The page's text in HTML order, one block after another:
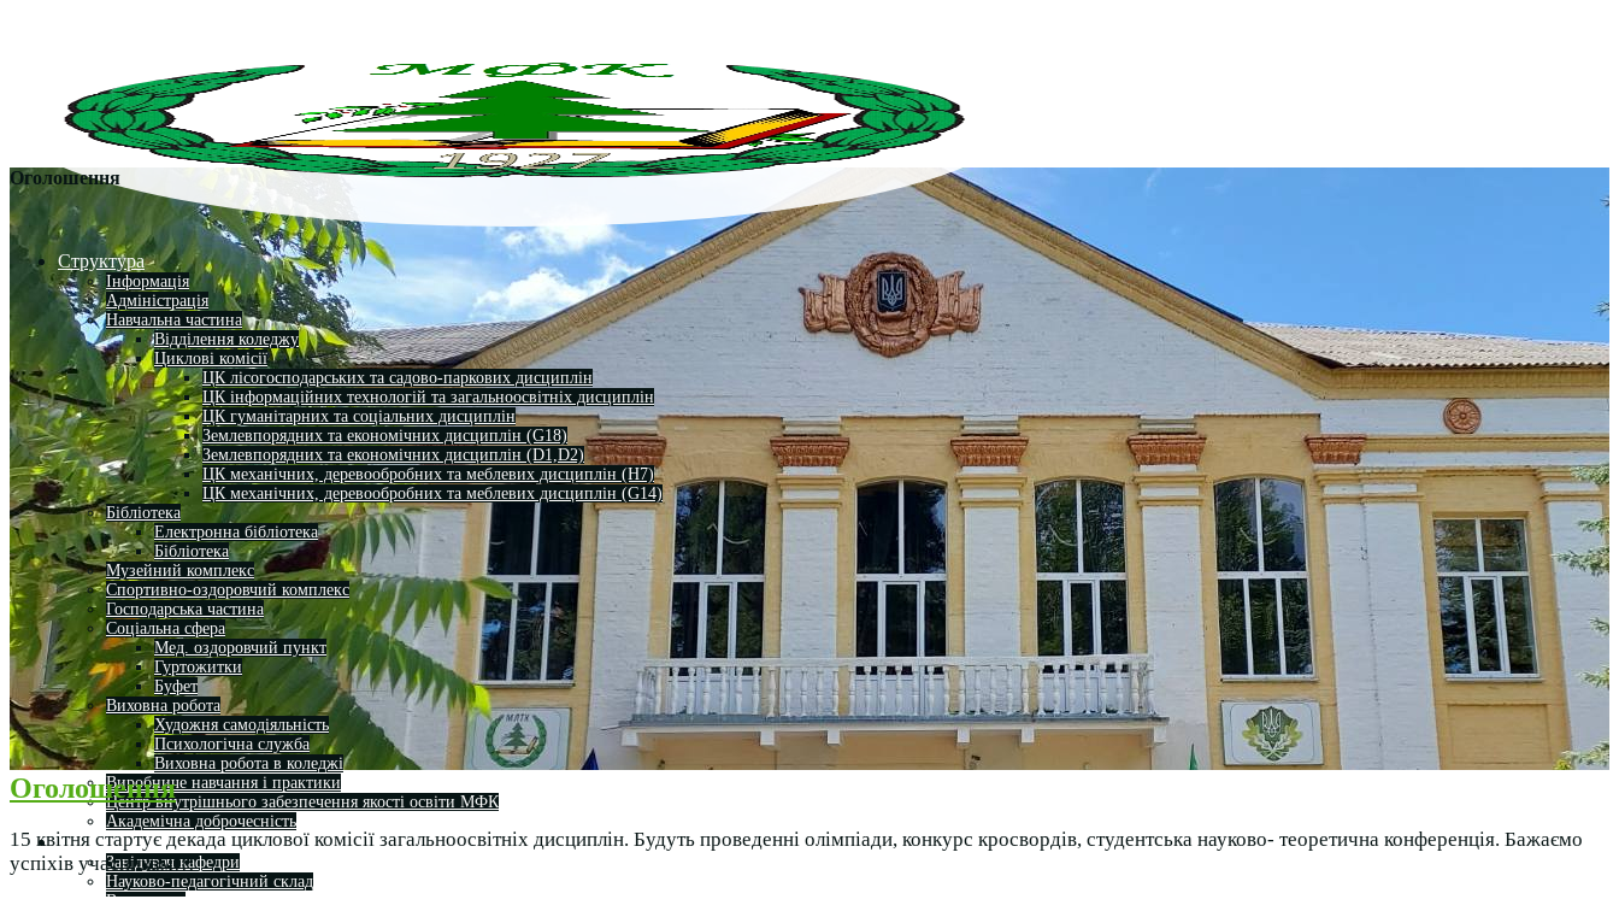
Структура
Інформація
Адміністрація
Навчальна частина
Відділення коледжу
Циклові комісії
ЦК лісогосподарських та садово-паркових дисциплін
ЦК інформаційних технологій та загальноосвітніх дисциплін
ЦК гуманітарних та соціальних дисциплін
Землевпорядних та економічних дисциплін (G18)
Землевпорядних та економічних дисциплін (D1,D2)
ЦК механічних, деревообробних та меблевих дисциплін (H7)
ЦК механічних, деревообробних та меблевих дисциплін (G14)
Бібліотека
Електронна бібліотека
Бібліотека
Музейний комплекс
Спортивно-оздоровчий комплекс
Господарська частина
Соціальна сфера
Мед. оздоровчий пункт
Гуртожитки
Буфет
Виховна робота
Художня самодіяльність
Психологічна служба
Виховна робота в коледжі
Виробниче навчання і практики
Центр внутрішнього забезпечення якості освіти МФК
Академічна доброчесність
Кафедра
Завідувач кафедри
Науково-педагогічний склад
Вступнику
Оголошення
Оголошення
15 квітня стартує декада циклової комісії загальноосвітніх дисциплін. Будуть проведенні олімпіади, конкурс кросвордів, студентська науково- теоретична конференція. Бажаємо
успіхів учасникам!!!